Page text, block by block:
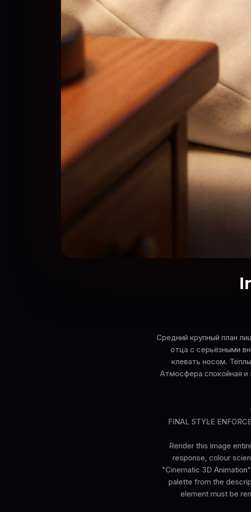
Средний крупный план
отца с серьёзными
клевать носом.
Атмосфера спокойная и
FINAL STYLE
Render this image
response, colour
"Cinematic 3D
palette from the
element must be